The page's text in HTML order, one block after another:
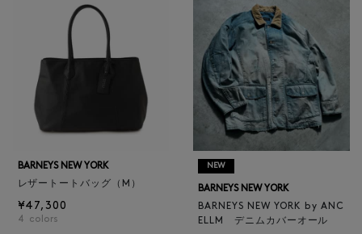
BARNEYS NEW YORK
レザートートバッグ（M）
¥47,300
4 colors
NEW
BARNEYS NEW YORK
BARNEYS NEW YORK by ANC
ELLM デニムカバーオール